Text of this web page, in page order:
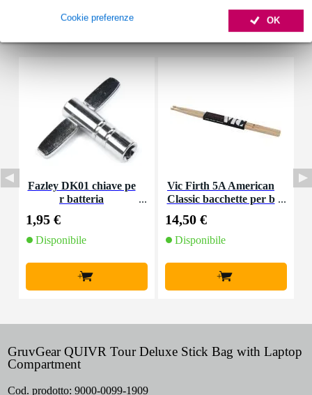
OK
Cookie preferenze
Fazley DK01 chiave pe
r batteria
1,95 €
Disponibile
+
Vic Firth 5A American
Classic bacchette per b
no con punta in legno
14,50 €
Disponibile
+
GruvGear QUIVR Tour Deluxe Stick Bag with Laptop
Compartment
Cod. prodotto: 9000-0099-1909